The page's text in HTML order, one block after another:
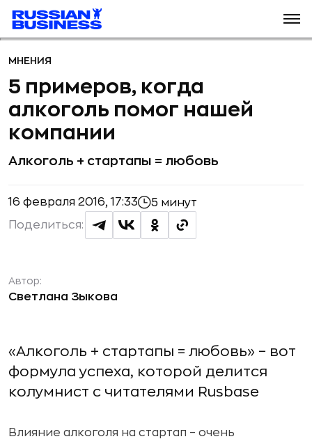
МНЕНИЯ
5 примеров, когда
алкоголь помог нашей
компании
Алкоголь + стартапы = любовь
16 февраля 2016, 17:33 5 минут
Поделиться:
Автор:
Светлана Зыкова
«Алкоголь + стартапы = любовь» – вот
формула успеха, которой делится
колумнист c читателями Rusbase
Влияние алкоголя на стартап – очень